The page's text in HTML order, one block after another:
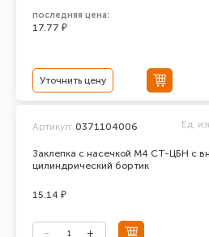
последняя цена:
17.77 ₽
Уточнить цену
Заклепка с насечкой М4 СТ-ЦБН с
цилиндрический бортик
Артикул: 0371104006 Ед.
15.14 ₽